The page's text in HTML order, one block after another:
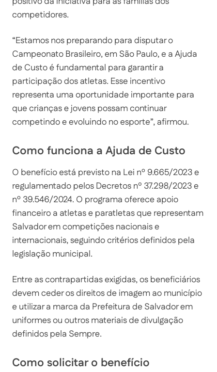
competidores.
“Estamos nos preparando para disputar o
Campeonato Brasileiro, em São Paulo, e a Ajuda
de Custo é fundamental para garantir a
participação dos atletas. Esse incentivo
representa uma oportunidade importante para
que crianças e jovens possam continuar
competindo e evoluindo no esporte”, afirmou.
Como funciona a Ajuda de Custo
O benefício está previsto na Lei nº 9.665/2023 e
regulamentado pelos Decretos nº 37.298/2023 e
nº 39.546/2024. O programa oferece apoio
financeiro a atletas e paratletas que representam
Salvador em competições nacionais e
internacionais, seguindo critérios definidos pela
legislação municipal.
Entre as contrapartidas exigidas, os beneficiários
devem ceder os direitos de imagem ao município
e utilizar a marca da Prefeitura de Salvador em
uniformes ou outros materiais de divulgação
definidos pela Sempre.
Como solicitar o benefício